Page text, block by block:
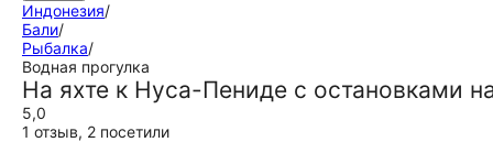
Индонезия/
Бали/
Рыбалка/
Водная прогулка
На яхте к Нуса-Пениде с остановками
5,0
1 отзыв, 2 посетили